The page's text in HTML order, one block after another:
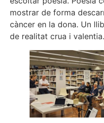
mostrar de forma
càncer en la dona. Un
de realitat crua i valentia.